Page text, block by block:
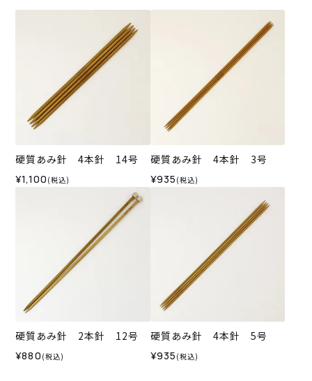
硬質あみ針 4本針 14号
¥1,100 (税込)
硬質あみ針 4本針 3号
¥935 (税込)
硬質あみ針 2本針 12号
¥880 (税込)
硬質あみ針 4本針 5号
¥935 (税込)